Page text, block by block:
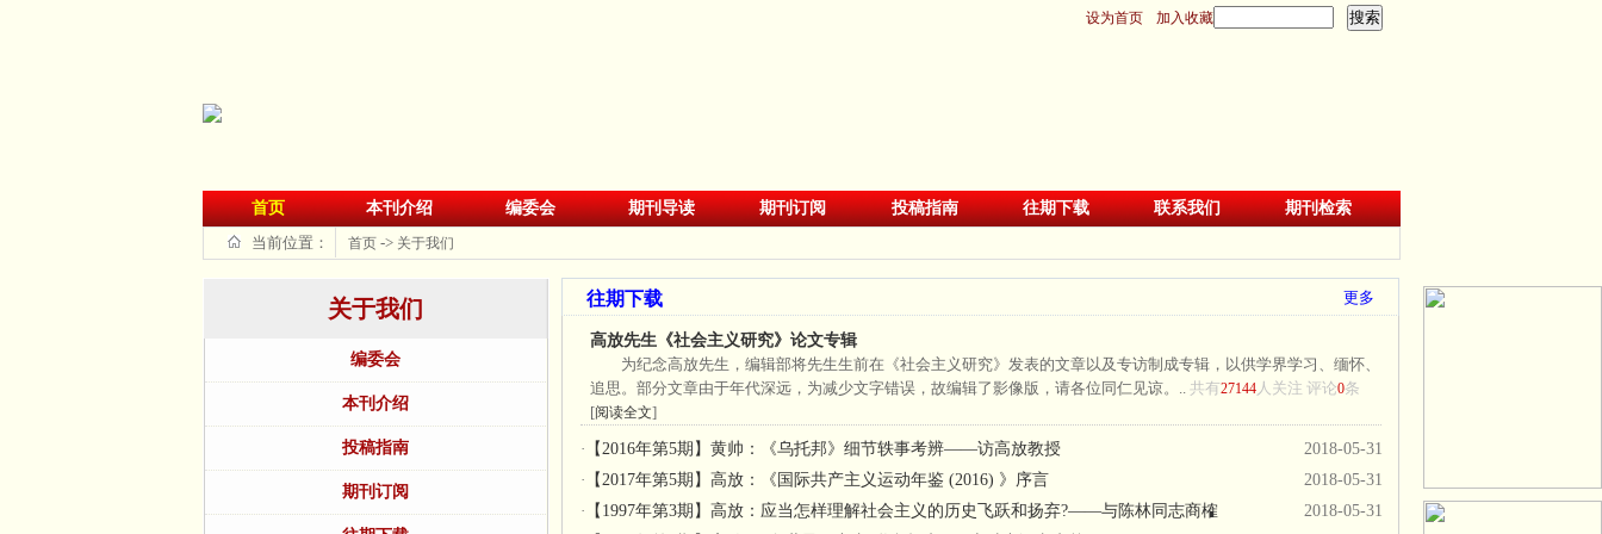
设为首页 加入收藏
首页 本刊介绍 编委会 期刊导读 期刊订阅 投稿指南 往期下载 联系我们
期刊检索
当前位置：
首页-> 关于我们
往期下载 更多
高放先生《社会主义研究》论文专辑
为纪念高放先生，编辑部将先生生前在《社会主义研究》发表的文章以及专访制成专辑，以供学界学习、缅怀、
追思。部分文章由于年代深远，为减少文字错误，故编辑了影像版，请各位同仁见谅。.. 共有27144人关注 评论0条
[阅读全文]
· 【2016年第5期】黄帅：《乌托邦》细节轶事考辨——访高放教授
2018-05-31
· 【2017年第5期】高放：《国际共产主义运动年鉴 (2016) 》序言
2018-05-31
· 【1997年第3期】高放：应当怎样理解社会主义的历史飞跃和扬弃?——与陈林同志商榷
2018-05-31
关于我们
编委会
本刊介绍
投稿指南
期刊订阅